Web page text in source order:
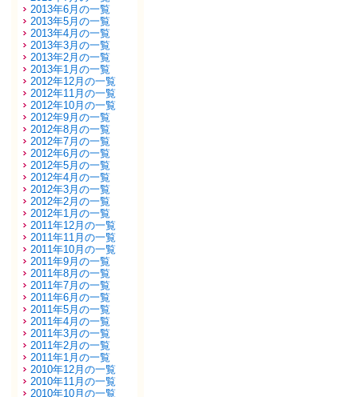
2013年6月の一覧
2013年5月の一覧
2013年4月の一覧
2013年3月の一覧
2013年2月の一覧
2013年1月の一覧
2012年12月の一覧
2012年11月の一覧
2012年10月の一覧
2012年9月の一覧
2012年8月の一覧
2012年7月の一覧
2012年6月の一覧
2012年5月の一覧
2012年4月の一覧
2012年3月の一覧
2012年2月の一覧
2012年1月の一覧
2011年12月の一覧
2011年11月の一覧
2011年10月の一覧
2011年9月の一覧
2011年8月の一覧
2011年7月の一覧
2011年6月の一覧
2011年5月の一覧
2011年4月の一覧
2011年3月の一覧
2011年2月の一覧
2011年1月の一覧
2010年12月の一覧
2010年11月の一覧
2010年10月の一覧